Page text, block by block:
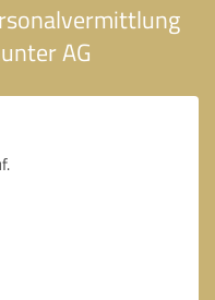
AG